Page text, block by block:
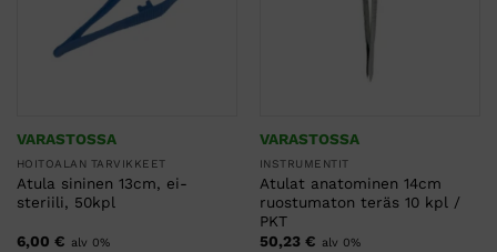
VARASTOSSA
HOITOALAN TARVIKKEET
Atula sininen 13cm, ei-
steriili, 50kpl
6,00 € alv 0%
VARASTOSSA
INSTRUMENTIT
Atulat anatominen 14cm
ruostumaton teräs 10 kpl /
PKT
50,23 € alv 0%